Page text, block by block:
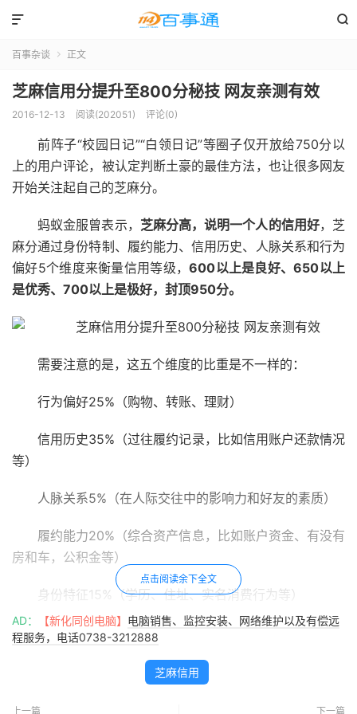


百事杂谈  正文
芝麻信用分提升至800分秘技 网友亲测有效
2016-12-13 阅读(202051) 评论(0)
前阵子“校园日记”“白领日记”等圈子仅开放给750分以
上的用户评论，被认定判断土豪的最佳方法，也让很多网友
开始关注起自己的芝麻分。
蚂蚁金服曾表示， 芝麻分高，说明一个人的信用好，芝
麻分通过身份特制、履约能力、信用历史、人脉关系和行为
偏好5个维度来衡量信用等级，600以上是良好、650以上
是优秀、700以上是极好，封顶950分。
需要注意的是，这五个维度的比重是不一样的：
行为偏好25%（购物、转账、理财）
信用历史35%（过往履约记录，比如信用账户还款情况
等）
人脉关系5%（在人际交往中的影响力和好友的素质）
履约能力20%（综合资产信息，比如账户资金、有没有
房和车，公积金等）
身份特征15%（学历、住址、实名消费行为等）
下面是芝麻分高达801分的网友（去年才606分）整理
点击阅读余下全文
AD： 【新化同创电脑】 电脑销售、监控安装、网络维护以及有偿远
程服务，电话0738-3212888
芝麻信用
上一篇 下一篇